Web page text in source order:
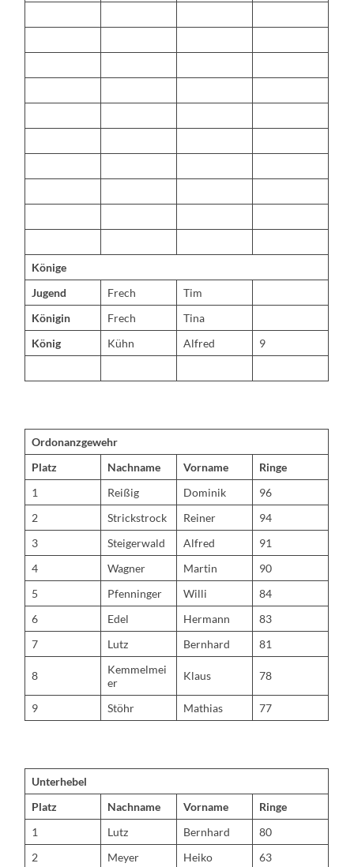
Könige
Jugend
Frech
Tim
Königin
Frech
Tina
König
Kühn Alfred 9
Ordonanzgewehr
Platz
Nachname Vorname
Ringe
1
Reißig Dominik
96
2
Strickstrock Reiner
94
3
Steigerwald Alfred
91
4
Wagner Martin
90
5
Pfenninger Willi
84
6
Edel Hermann
83
7
Lutz Bernhard 81
8
Kemmelmei
er
Klaus 78
9 Stöhr Mathias 77
Unterhebel
Platz
Nachname Vorname
Ringe
1
Lutz Bernhard
80
2
Meyer Heiko 63